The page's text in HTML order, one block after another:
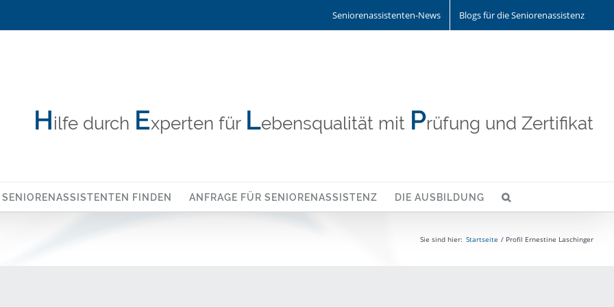
Seniorenassistenten-News Blogs für die Seniorenassistenz
Hilfe durch Experten für Lebensqualität mit Prüfung und Zertifikat
SENIORENASSISTENTEN FINDEN ANFRAGE FÜR SENIORENASSISTENZ DIE AUSBILDUNG
Sie sind hier: Startseite Profil Ernestine Laschinger